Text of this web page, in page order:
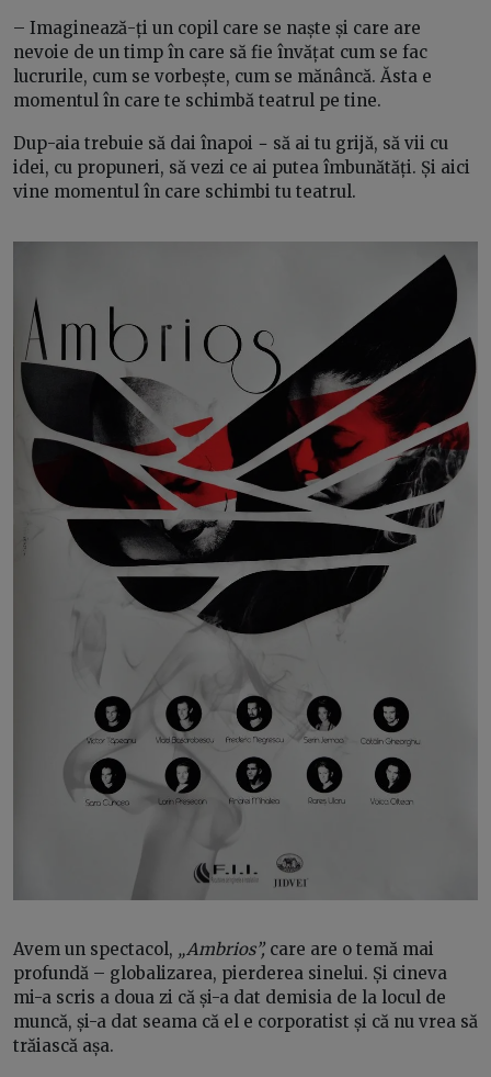
– Imaginează-ți un copil care se naște și care are
nevoie de un timp în care să fie învățat cum se fac
lucrurile, cum se vorbește, cum se mănâncă. Ăsta e
momentul în care te schimbă teatrul pe tine.
Dup-aia trebuie să dai înapoi − să ai tu grijă, să vii cu
idei, cu propuneri, să vezi ce ai putea îmbunătăți. Și aici
vine momentul în care schimbi tu teatrul.
Avem un spectacol, „Ambrios”, care are o temă mai
profundă – globalizarea, pierderea sinelui. Și cineva
mi-a scris a doua zi că și-a dat demisia de la locul de
muncă, și-a dat seama că el e corporatist și că nu vrea să
trăiască așa.